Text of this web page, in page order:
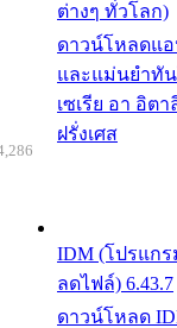
ต่างๆ ทั่วโลก)
ดาวน์โหลดแอ
และแม่นยำทั
เซเรีย อา อิต
ฝรั่งเศส
IDM (โปรแกร
ลดไฟล์) 6.43.7
ดาวน์โหลด